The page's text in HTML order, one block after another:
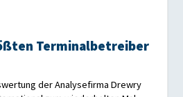
Terminalbetreiber
der Analysefirma Drewry